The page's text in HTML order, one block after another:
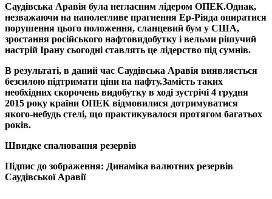
Саудівська Аравія була негласним лідером ОПЕК.Однак,
незважаючи на наполегливе прагнення Ер-Ріяда опиратися
порушення цього положення, сланцевий бум у США,
зростання російського нафтовидобутку і вельми рішучий
настрій Ірану сьогодні ставлять це лідерство під сумнів.
В результаті, в даний час Саудівська Аравія виявляється
безсилою підтримати ціни на нафту.Замість таких
необхідних скорочень видобутку в ході зустрічі 4 грудня
2015 року країни ОПЕК відмовилися дотримуватися
якого-небудь стелі, що практикувалося протягом багатьох
років.
Швидке спалювання резервів
Підпис до зображення: Динаміка валютних резервів
Саудівської Аравії